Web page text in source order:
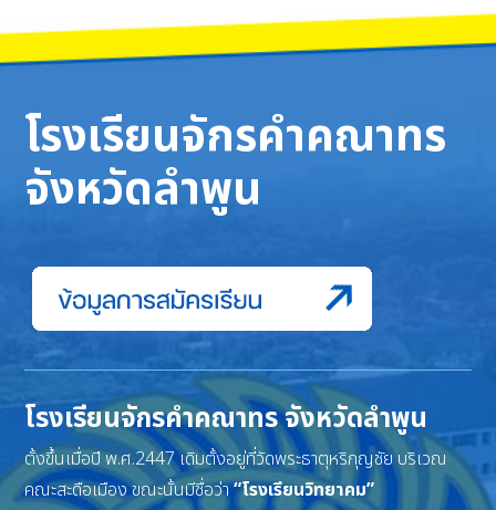
โรงเรียนจักรคำคณาทร
จังหวัดลำพูน
โรงเรียนจักรคำคณาทร จังหวัดลำพูน
ตั้งขึ้นเมื่อปี พ.ศ.2447 เดิมตั้งอยู่ที่วัดพระธาตุหริภุญชัย บริเวณ
คณะสะดือเมือง ขณะนั้นมีชื่อว่า“โรงเรียนวิทยาคม”